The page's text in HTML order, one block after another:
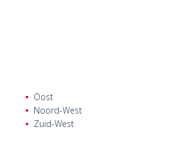
Oost
Noord-West
Zuid-West